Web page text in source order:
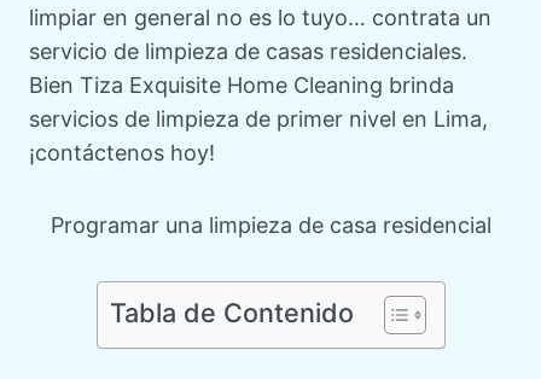
limpiar en general no es lo tuyo… contrata un
servicio de limpieza de casas residenciales.
Bien Tiza Exquisite Home Cleaning brinda
servicios de limpieza de primer nivel en Lima,
¡contáctenos hoy!
Programar una limpieza de casa residencial
Tabla de Contenido